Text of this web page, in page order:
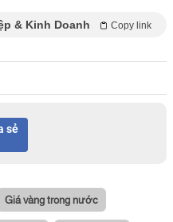
& Kinh Doanh Copy link
sẻ
Giá vàng trong nước